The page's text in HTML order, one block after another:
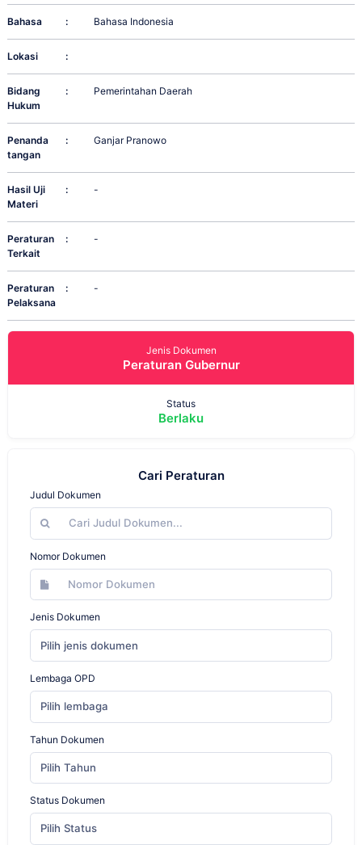
Bahasa : Bahasa Indonesia
Lokasi :
Bidang
Hukum
: Pemerintahan Daerah
Penanda
tangan
: Ganjar Pranowo
Hasil Uji
Materi
: -
Peraturan
Terkait
: -
Peraturan
Pelaksana
: -
Jenis Dokumen
Peraturan Gubernur
Status
Berlaku
Cari Peraturan
Judul Dokumen
Nomor Dokumen
Jenis Dokumen
Pilih jenis dokumen
Lembaga OPD
Pilih lembaga
Tahun Dokumen
Pilih Tahun
Status Dokumen
Pilih Status